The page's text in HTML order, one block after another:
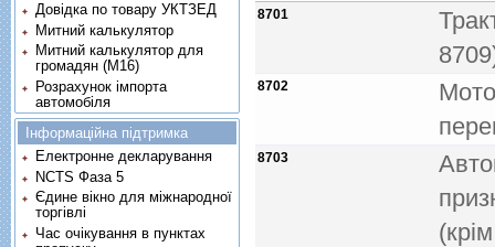
8701
8702
8703
Довідка по товару УКТЗЕД
Митний калькулятор
Митний калькулятор для
громадян (М16)
Розрахунок імпорта
автомобіля
Інформаційна підтримка
Електронне декларування
NCTS Фаза 5
Єдине вікно для міжнародної
торгівлі
Час очікування в пунктах